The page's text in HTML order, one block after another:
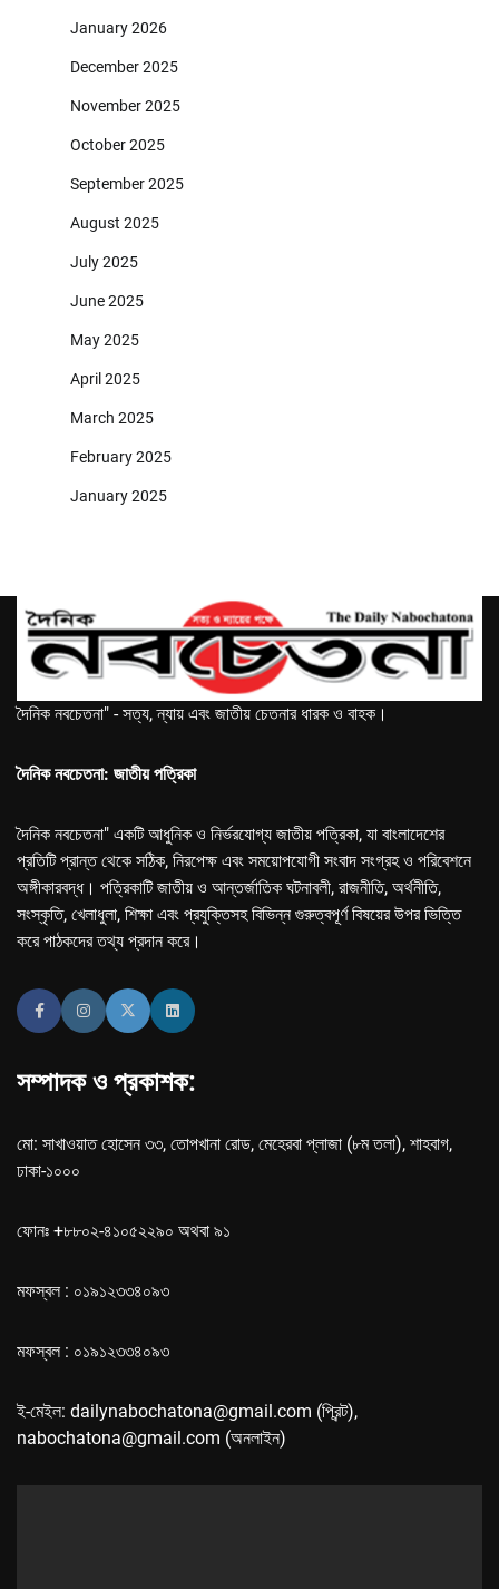
January 2026
December 2025
November 2025
October 2025
September 2025
August 2025
July 2025
June 2025
May 2025
April 2025
March 2025
February 2025
January 2025
দৈনিক নবচেতনা" - সত্য, ন্যায় এবং জাতীয় চেতনার ধারক ও বাহক।
দৈনিক নবচেতনা: জাতীয় পত্রিকা
দৈনিক নবচেতনা" একটি আধুনিক ও নির্ভরযোগ্য জাতীয় পত্রিকা, যা বাংলাদেশের
প্রতিটি প্রান্ত থেকে সঠিক, নিরপেক্ষ এবং সময়োপযোগী সংবাদ সংগ্রহ ও পরিবেশনে
অঙ্গীকারবদ্ধ। পত্রিকাটি জাতীয় ও আন্তর্জাতিক ঘটনাবলী, রাজনীতি, অর্থনীতি,
সংস্কৃতি, খেলাধুলা, শিক্ষা এবং প্রযুক্তিসহ বিভিন্ন গুরুত্বপূর্ণ বিষয়ের উপর ভিত্তি
করে পাঠকদের তথ্য প্রদান করে।
সম্পাদক ও প্রকাশক:
মো: সাখাওয়াত হোসেন ৩৩, তোপখানা রোড, মেহেরবা প্লাজা (৮ম তলা), শাহবাগ,
ঢাকা-১০০০
ফোনঃ +৮৮০২-৪১০৫২২৯০ অথবা ৯১
মফস্বল : ০১৯১২৩৩৪০৯৩
মফস্বল : ০১৯১২৩৩৪০৯৩
ই-মেইল: dailynabochatona@gmail.com (প্রিন্ট),
nabochatona@gmail.com (অনলাইন)